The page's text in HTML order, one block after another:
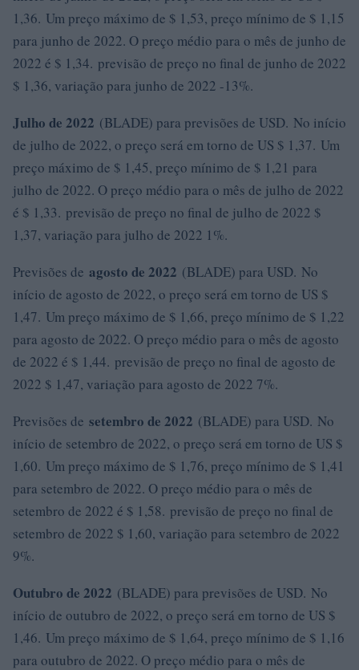
1,36. Um preço máximo de $ 1,53, preço mínimo de $ 1,15
para junho de 2022. O preço médio para o mês de junho de
2022 é $ 1,34. previsão de preço no final de junho de 2022
$ 1,36, variação para junho de 2022 -13%.
Julho de 2022 (BLADE) para previsões de USD. No início
de julho de 2022, o preço será em torno de US $ 1,37. Um
preço máximo de $ 1,45, preço mínimo de $ 1,21 para
julho de 2022. O preço médio para o mês de julho de 2022
é $ 1,33. previsão de preço no final de julho de 2022 $
1,37, variação para julho de 2022 1%.
Previsões de agosto de 2022 (BLADE) para USD. No
início de agosto de 2022, o preço será em torno de US $
1,47. Um preço máximo de $ 1,66, preço mínimo de $ 1,22
para agosto de 2022. O preço médio para o mês de agosto
de 2022 é $ 1,44. previsão de preço no final de agosto de
2022 $ 1,47, variação para agosto de 2022 7%.
Previsões de setembro de 2022 (BLADE) para USD. No
início de setembro de 2022, o preço será em torno de US $
1,60. Um preço máximo de $ 1,76, preço mínimo de $ 1,41
para setembro de 2022. O preço médio para o mês de
setembro de 2022 é $ 1,58. previsão de preço no final de
setembro de 2022 $ 1,60, variação para setembro de 2022
9%.
Outubro de 2022 (BLADE) para previsões de USD. No
início de outubro de 2022, o preço será em torno de US $
1,46. Um preço máximo de $ 1,64, preço mínimo de $ 1,16
para outubro de 2022. O preço médio para o mês de